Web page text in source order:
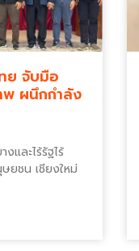
ย จับมือ
พ ผนึกกำลัง
และไร้รัฐไร้
ยชน เชียงใหม่